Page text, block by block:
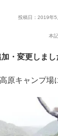
投稿日：2019年
本
・変更しまし
原キャンプ場